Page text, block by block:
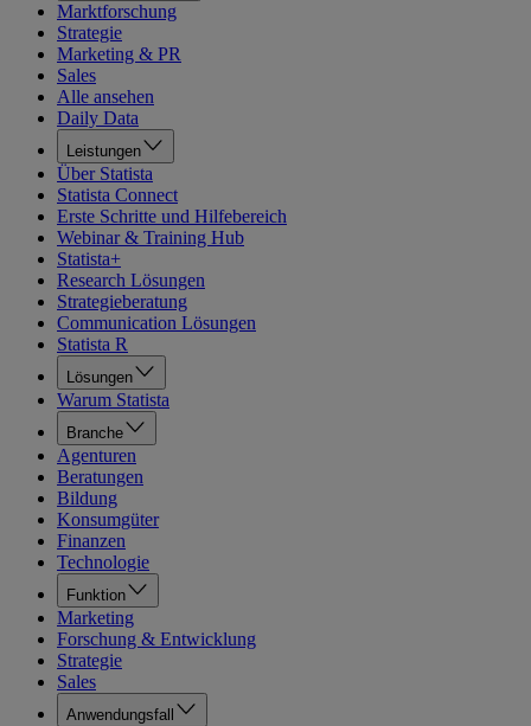
Marktforschung
Strategie
Marketing & PR
Sales
Alle ansehen
Daily Data
Leistungen
Über Statista
Statista Connect
Erste Schritte und Hilfebereich
Webinar & Training Hub
Statista+
Research Lösungen
Strategieberatung
Communication Lösungen
Statista R
Lösungen
Warum Statista
Branche
Agenturen
Beratungen
Bildung
Konsumgüter
Finanzen
Technologie
Funktion
Marketing
Forschung & Entwicklung
Strategie
Sales
Anwendungsfall